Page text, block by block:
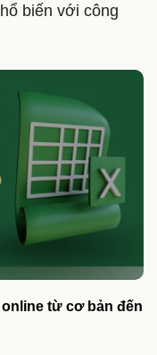
biến với công
từ cơ bản đến